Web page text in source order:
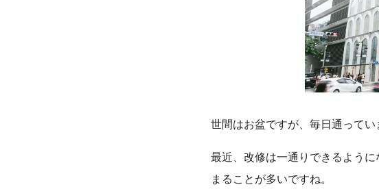
世間はお盆ですが、毎日通ってい
最近、改修は一通りできるよう
まることが多いですね。